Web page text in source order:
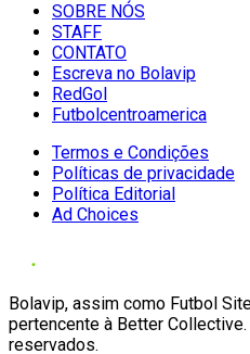
SOBRE NÓS
STAFF
CONTATO
Escreva no Bolavip
RedGol
Futbolcentroamerica
Termos e Condições
Políticas de privacidade
Política Editorial
Ad Choices
Bolavip, assim como Futbol
pertencente à Better
reservados.